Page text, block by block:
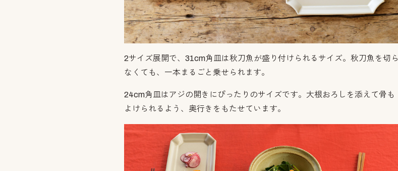
2サイズ展開で、31cm角皿は秋刀魚が盛り付けられるサイズ。秋刀魚を切ら
なくても、一本まるごと乗せられます。
24cm角皿はアジの開きにぴったりのサイズです。大根おろしを添えて骨も
よけられるよう、奥行きをもたせています。